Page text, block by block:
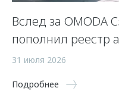
Вслед за OMODA
пополнил реестр
31 июля 2026
Подробнее